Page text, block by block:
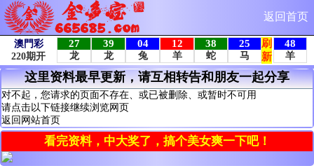
返回首页
这里资料最早更新，请互相转告和朋友一起分享
对不起，您请求的页面不存在、或已被删除、或暂时不可用
请点击以下链接继续浏览网页
返回网站首页
看完资料，中大奖了，搞个美女爽一下吧！